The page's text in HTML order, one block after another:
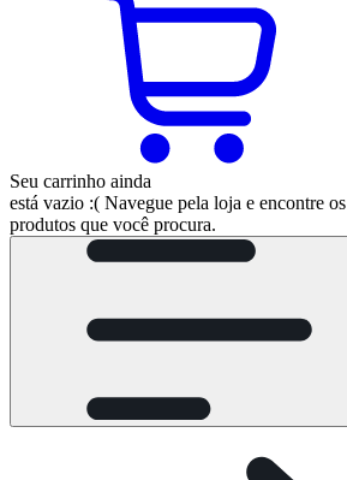
Seu carrinho ainda
está vazio :( Navegue pela loja e encontre os
produtos que você procura.